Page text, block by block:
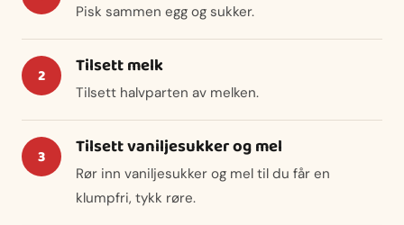
Pisk sammen egg og sukker.
Tilsett melk
Tilsett halvparten av melken.
Tilsett vaniljesukker og mel
Rør inn vaniljesukker og mel til du får en
klumpfri, tykk røre.